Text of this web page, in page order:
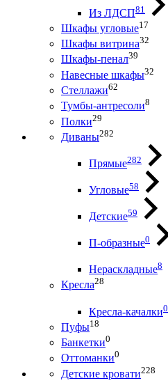
Из ЛДСП81
Шкафы угловые17
Шкафы витрина32
Шкафы-пенал39
Навесные шкафы32
Стеллажи62
Тумбы-антресоли8
Полки29
Диваны282
Прямые282
Угловые58
Детские59
П-образные0
Нераскладные8
Кресла28
Кресла-качалки0
Пуфы18
Банкетки0
Оттоманки0
Детские кровати228